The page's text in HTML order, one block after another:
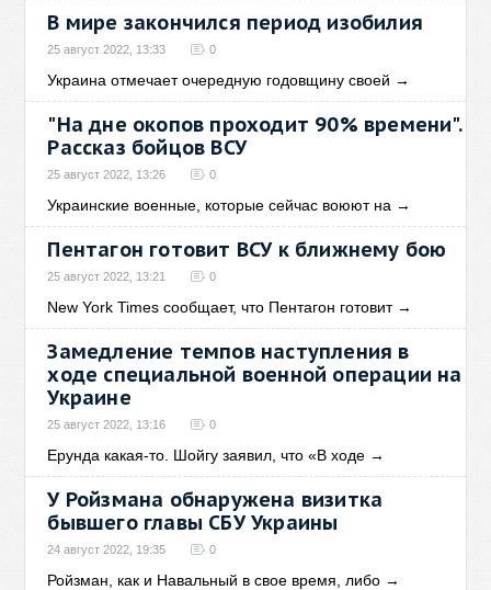
В мире закончился период изобилия
25 август 2022, 13:33 0
Украина отмечает очередную годовщину своей →
"На дне окопов проходит 90% времени".
Рассказ бойцов ВСУ
25 август 2022, 13:26 0
Украинские военные, которые сейчас воюют на →
Пентагон готовит ВСУ к ближнему бою
25 август 2022, 13:21 0
New York Times сообщает, что Пентагон готовит→
Замедление темпов наступления в
ходе специальной военной операции на
Украине
25 август 2022, 13:16 0
Ерунда какая-то. Шойгу заявил, что «В ходе →
У Ройзмана обнаружена визитка
бывшего главы СБУ Украины
24 август 2022, 19:35 0
Ройзман, как и Навальный в свое время, либо →